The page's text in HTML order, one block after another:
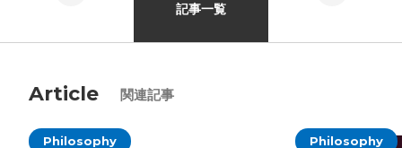
記事一覧
Article 関連記事
Philosophy Philosophy